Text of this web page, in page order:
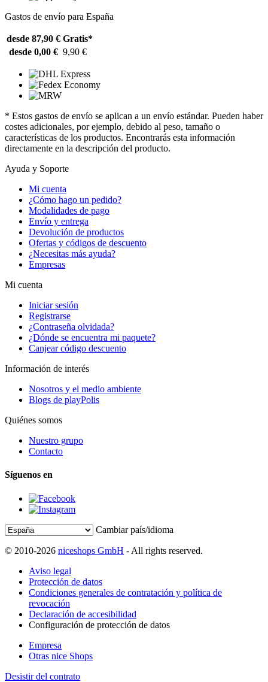
Gastos de envío para España
desde 87,90 € Gratis*
desde 0,00 € 9,90 €
* Estos gastos de envío se aplican a un envío estándar. Pueden haber
costes adicionales, por ejemplo, debido al peso, tamaño o
características de los productos. Encontrarás esta información
directamente en la descripción del producto.
Ayuda y Soporte
Mi cuenta
¿Cómo hago un pedido?
Modalidades de pago
Envío y entrega
Devolución de productos
Ofertas y códigos de descuento
¿Necesitas más ayuda?
Empresas
Mi cuenta
Iniciar sesión
Registrarse
¿Contraseña olvidada?
¿Dónde se encuentra mi paquete?
Canjear código descuento
Información de interés
Nosotros y el medio ambiente
Blogs de playPolis
Quiénes somos
Nuestro grupo
Contacto
Síguenos en
Cambiar país/idioma
© 2010-2026 niceshops GmbH - All rights reserved.
Aviso legal
Protección de datos
Condiciones generales de contratación y política de
revocación
Declaración de accesibilidad
Configuración de protección de datos
Empresa
Otras nice Shops
Desistir del contrato